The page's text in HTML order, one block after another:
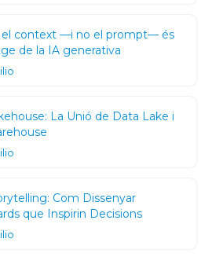
el context —i no el prompt— és
de la IA generativa
La Unió de Data Lake i
Com Dissenyar
que Inspirin Decisions